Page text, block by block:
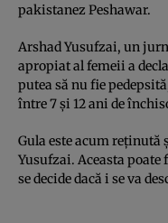
pakistanez Peshawar.
Arshad Yusufzai, un
apropiat al femeii a
putea să nu fie
între 7 şi 12 ani de
Gula este acum
Yusufzai. Aceasta poate
se decide dacă i se va